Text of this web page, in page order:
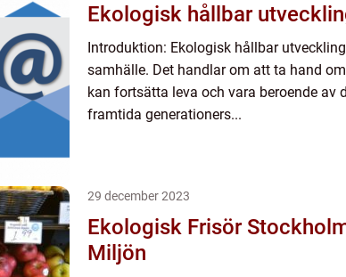
Ekologisk hållbar
Introduktion: Ekologisk hållbar
samhälle. Det handlar om att ta hand
kan fortsätta leva och vara beroende av
framtida generationers...
29 december 2023
Ekologisk Frisör
Miljön